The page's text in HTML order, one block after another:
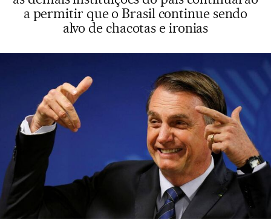
a permitir que o Brasil continue sendo
alvo de chacotas e ironias